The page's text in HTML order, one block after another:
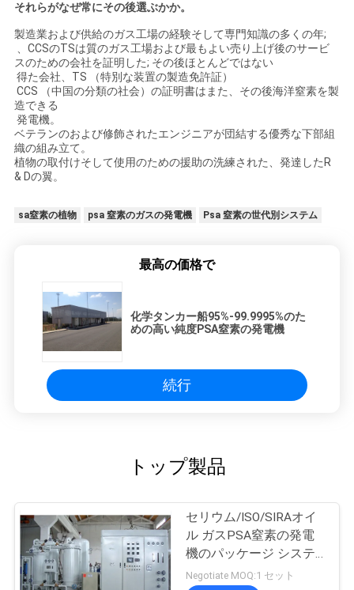
それらがなぜ常にその後選ぶかか。
製造業および供給のガス工場の経験そして専門知識の多くの年;
、CCSのTSは質のガス工場および最もよい売り上げ後のサービ
スのための会社を証明した; その後ほとんどではない
得た会社、TS （特別な装置の製造免許証）
CCS （中国の分類の社会）の証明書はまた、その後海洋窒素を製
造できる
発電機。
ベテランのおよび修飾されたエンジニアが団結する優秀な下部組
織の組み立て。
植物の取付けそして使用のための援助の洗練された、発達したR
& Dの翼。
sa窒素の植物 psa 窒素のガスの発電機 Psa 窒素の世代別システム
最高の価格で
化学タンカー船95%-99.9995%のた
めの高い純度PSA窒素の発電機
続行
トップ製品
セリウム/ISO/SIRAオイ
ル ガスPSA窒素の発電
機のパッケージ システ
ム
Negotiate MOQ:1 セット